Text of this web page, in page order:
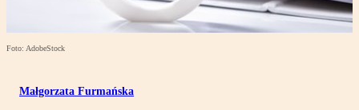
Foto: AdobeStock
Małgorzata Furmańska